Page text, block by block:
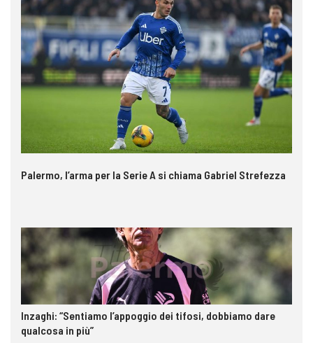
Palermo, l’arma per la Serie A si chiama Gabriel Strefezza
Inzaghi: “Sentiamo l’appoggio dei tifosi, dobbiamo dare
qualcosa in più”